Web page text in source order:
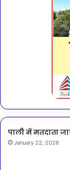
पाली में मतदाता
January 22, 2026